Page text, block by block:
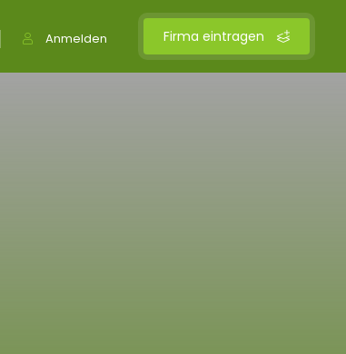
Firma eintragen
Anmelden